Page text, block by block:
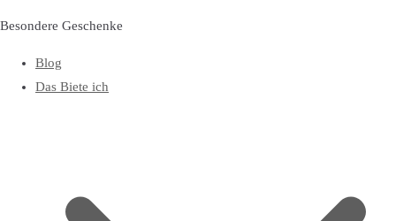
Besondere Geschenke
Blog
Das Biete ich